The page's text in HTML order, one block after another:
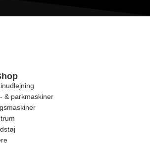
& parkmaskiner